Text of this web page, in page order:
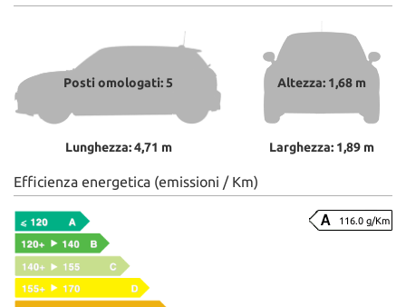
Posti omologati: 5
Lunghezza: 4,71 m
Altezza: 1,68 m
Larghezza: 1,89 m
Efficienza energetica (emissioni / Km)
116.0 g/Km